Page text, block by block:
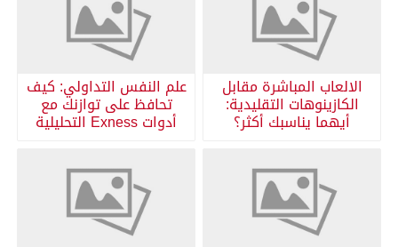
الالعاب المباشرة مقابل
الكازينوهات التقليدية:
أيهما يناسبك أكثر؟
علم النفس التداولي: كيف
تحافظ على توازنك مع
أدوات Exness التحليلية